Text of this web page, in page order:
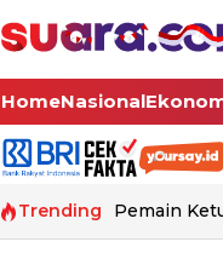
HomeNasional
Trending Pemain